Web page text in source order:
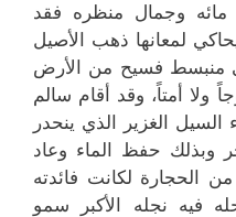
مائه وجمال منظره فقد
لمعانها ذهب الأصيل
منبسط فسيح من الأرض
ولا أمتاً، وقد أقام سالم
الغزير الذي ينحدر
وبذلك حفظ الماء وعاد
من الحجارة لكانت فائدته
فيه نجله الأكبر سمو